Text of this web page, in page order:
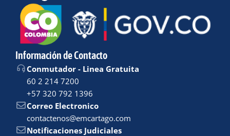
Información de Contacto
Conmutador - Linea Gratuita
60 2 214 7200
+57 320 792 1396
Correo Electronico
contactenos@emcartago.com
Notificaciones Judiciales